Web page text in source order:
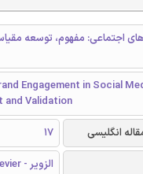
اجتماعی: مفهوم، توسعه
Engagement in Social
and Validation
انگلیسی
17
الزویر - Elsevier